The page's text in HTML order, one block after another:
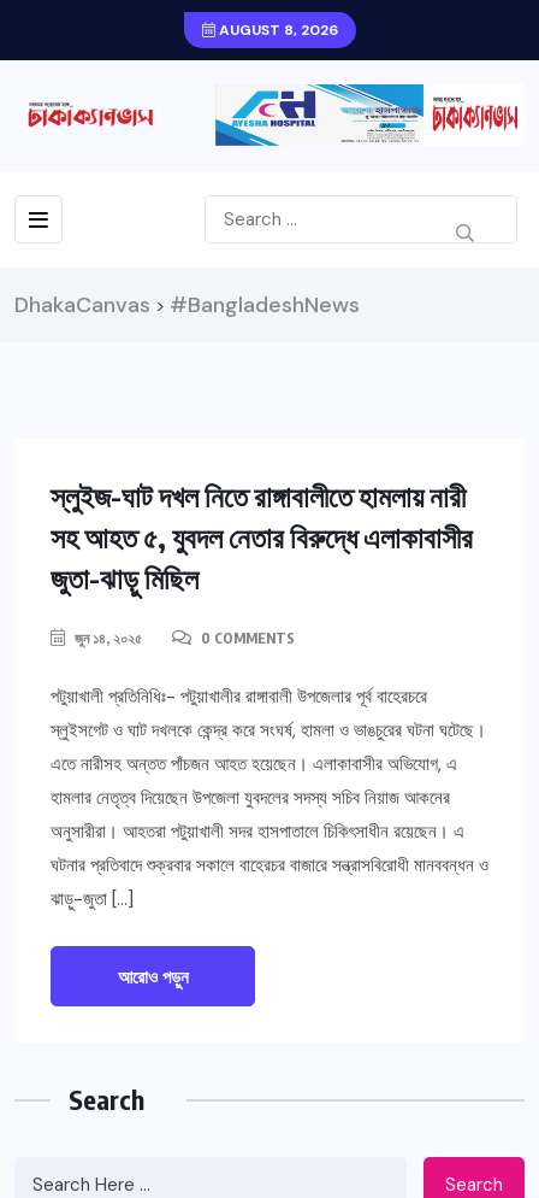
AUGUST 8, 2026
DhakaCanvas > #BangladeshNews
স্লুইজ-ঘাট দখল নিতে রাঙ্গাবালীতে হামলায় নারী
সহ আহত ৫, যুবদল নেতার বিরুদ্ধে এলাকাবাসীর
জুতা-ঝাড়ু মিছিল
জুন ১৪, ২০২৫ 0 COMMENTS
পটুয়াখালী প্রতিনিধিঃ- পটুয়াখালীর রাঙ্গাবালী উপজেলার পূর্ব বাহেরচরে
স্লুইসগেট ও ঘাট দখলকে কেন্দ্র করে সংঘর্ষ, হামলা ও ভাঙচুরের ঘটনা ঘটেছে।
এতে নারীসহ অন্তত পাঁচজন আহত হয়েছেন। এলাকাবাসীর অভিযোগ, এ
হামলার নেতৃত্ব দিয়েছেন উপজেলা যুবদলের সদস্য সচিব নিয়াজ আকনের
অনুসারীরা। আহতরা পটুয়াখালী সদর হাসপাতালে চিকিৎসাধীন রয়েছেন। এ
ঘটনার প্রতিবাদে শুক্রবার সকালে বাহেরচর বাজারে সন্ত্রাসবিরোধী মানববন্ধন ও
ঝাড়ু-জুতা […]
আরোও পড়ুন
Search
Search